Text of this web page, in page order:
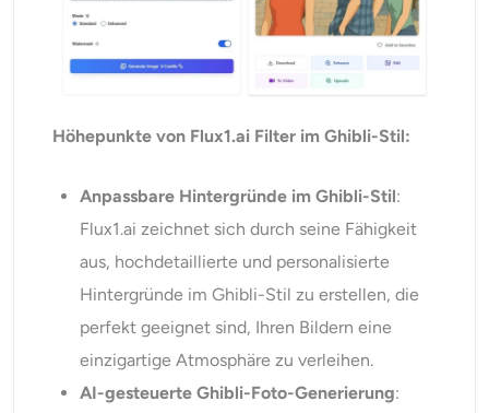
Höhepunkte von Flux1.ai Filter im Ghibli-Stil:
Anpassbare Hintergründe im Ghibli-Stil:
Flux1.ai zeichnet sich durch seine Fähigkeit
aus, hochdetaillierte und personalisierte
Hintergründe im Ghibli-Stil zu erstellen, die
perfekt geeignet sind, Ihren Bildern eine
einzigartige Atmosphäre zu verleihen.
AI-gesteuerteGhibli-Foto-Generierung: